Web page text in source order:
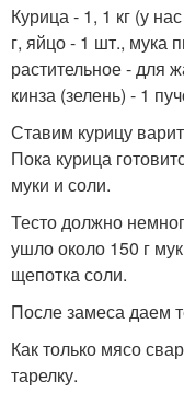
Курица - 1, 1 кг (у
г, яйцо - 1 шт., мука
растительное - для
кинза (зелень) - 1
Ставим курицу
Пока курица
муки и соли.
Тесто должно
ушло около 150 г
щепотка соли.
После замеса даем
Как только мясо
тарелку.